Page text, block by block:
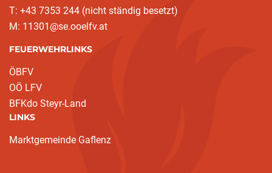
T: +43 7353 244 (nicht ständig besetzt)
M: 11301@se.ooelfv.at
FEUERWEHRLINKS
ÖBFV
OÖ LFV
BFKdo Steyr-Land
LINKS
Marktgemeinde Gaflenz